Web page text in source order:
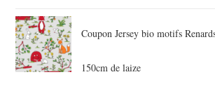
Coupon Jersey bio motifs
150cm de laize